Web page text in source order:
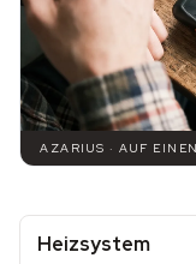
AZARIUS · AUF
Heizsystem